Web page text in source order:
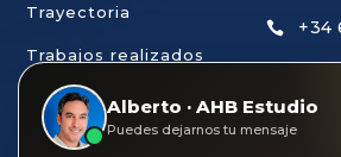
Trayectoria
Trabajos realizados
Trabaja con nosotros
 +34
Alberto · AHB Estudio
Puedes dejarnos tu mensaje